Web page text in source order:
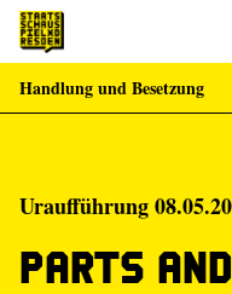
Zum Hauptinhalt springen
Handlung und Besetzung
Uraufführung
Parts